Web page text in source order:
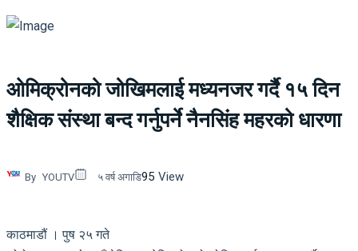
ओमिक्रोनको जोखिमलाई मध्यनजर गर्दै १५ दिन
शैक्षिक संस्था बन्द गर्नुपर्ने नैनसिंह महरको धारणा
By YOUTV ५ वर्ष अगाडि95 View
काठमाडौं । पुष २५ गते